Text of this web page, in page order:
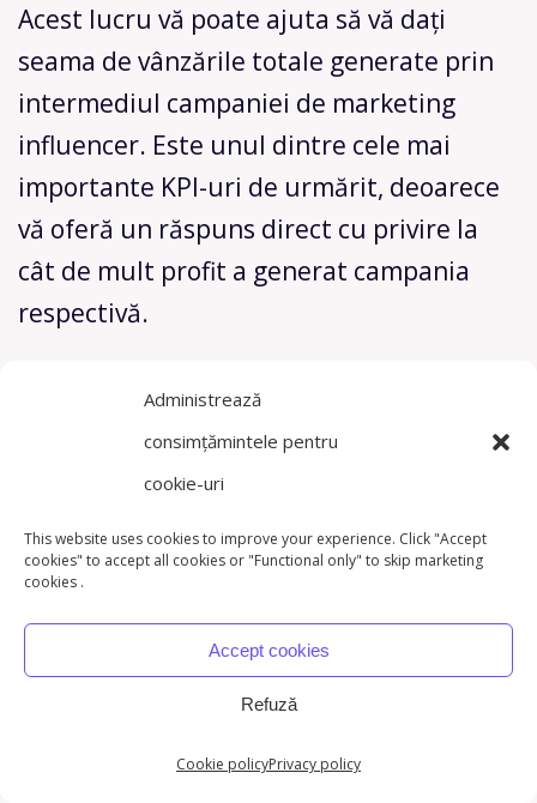
Administrează
consimțămintele pentru
cookie-uri
This website uses cookies to improve your experience. Click "Accept
cookies" to accept all cookies or "Functional only" to skip marketing
cookies .
Accept cookies
Refuză
Cookie policyPrivacy policy
Acest lucru vă poate ajuta să vă dați
seama de vânzările totale generate prin
intermediul campaniei de marketing
influencer. Este unul dintre cele mai
importante KPI-uri de urmărit, deoarece
vă oferă un răspuns direct cu privire la
cât de mult profit a generat campania
respectivă.
online de analiză.
De asemenea, puteți oferi coduri de
reducere personalizate (de ex:
INFLUENCER10) și puteți urmări vânzările
folosindu-le în campanii.
Influencer Marketing # 10: ROI /